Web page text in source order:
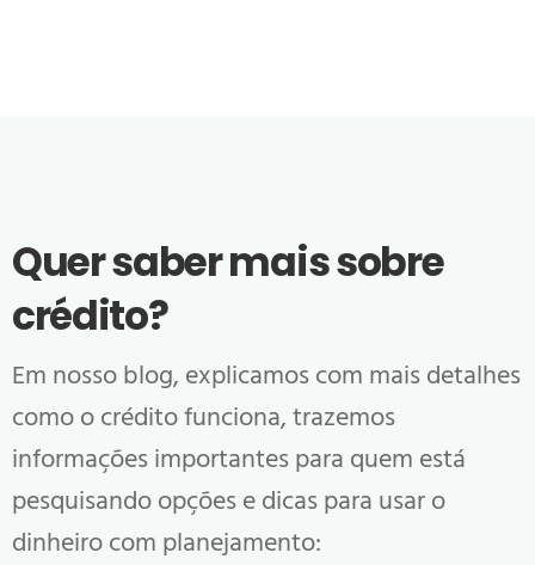
Quer saber mais sobre
crédito?
Em nosso blog, explicamos com mais detalhes
como o crédito funciona, trazemos
informações importantes para quem está
pesquisando opções e dicas para usar o
dinheiro com planejamento: